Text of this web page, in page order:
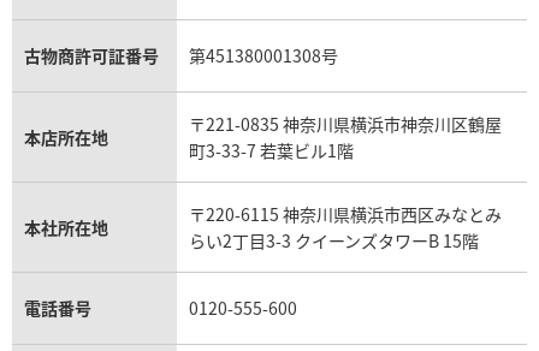
アクアマリン買取
オメガ買取
カルティエ買取
フランク ミュラー買取
リシャール・ミル買取
パネライ買取
チューダー（チュードル）買取
プラダ買取
モーブッサン買取
古物商許可証番号 第451380001308号
本店所在地
〒221-0835 神奈川県横浜市神奈川区鶴屋
町3-33-7 若葉ビル1階
本社所在地
〒220-6115 神奈川県横浜市西区みなとみ
らい2丁目3-3 クイーンズタワーB 15階
電話番号 0120-555-600